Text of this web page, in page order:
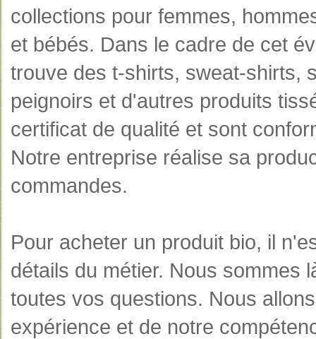
collections pour femmes,
et bébés. Dans le cadre de cet
trouve des t-shirts, sweat-shirts,
peignoirs et d'autres produits
certificat de qualité et sont
Notre entreprise réalise sa
commandes.
Pour acheter un produit bio, il
détails du métier. Nous sommes
toutes vos questions. Nous
expérience et de notre